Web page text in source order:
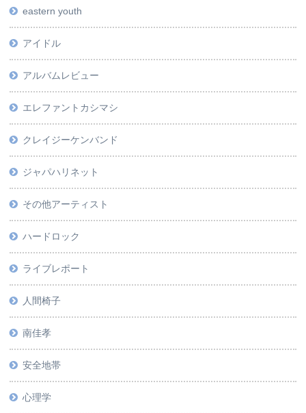
eastern youth
アイドル
アルバムレビュー
エレファントカシマシ
クレイジーケンバンド
ジャパハリネット
その他アーティスト
ハードロック
ライブレポート
人間椅子
南佳孝
安全地帯
心理学